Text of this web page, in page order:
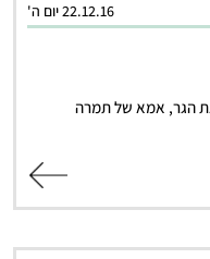
22.12.16 יום ה'
הגר, אמא של תמרה